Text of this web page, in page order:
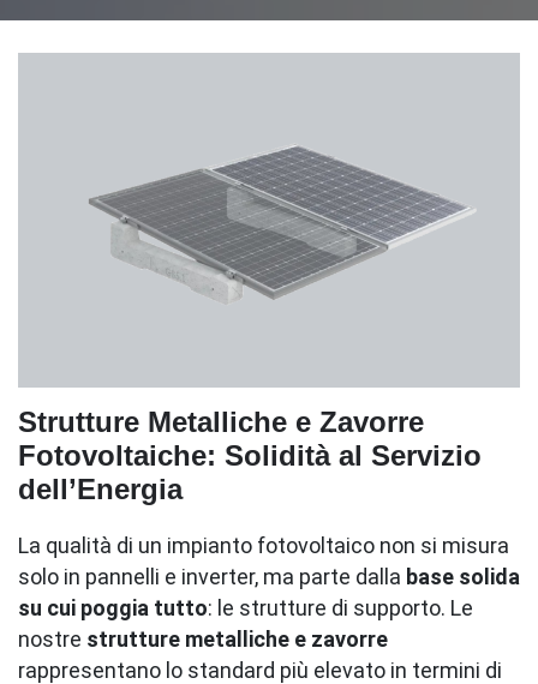
Strutture Metalliche e Zavorre
Fotovoltaiche: Solidità al Servizio
dell’Energia
La qualità di un impianto fotovoltaico non si misura
solo in pannelli e inverter, ma parte dalla base solida
su cui poggia tutto: le strutture di supporto. Le
nostre strutture metalliche e zavorre
rappresentano lo standard più elevato in termini di